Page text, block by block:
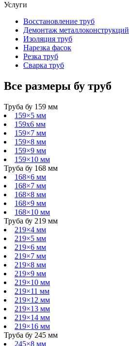
Услуги
Восстановление труб
Демонтаж металлоконструкций
Изоляция труб
Нарезка фасок
Резка труб
Сварка труб
Все размеры бу труб
Труба бу 159 мм
159×5 мм
159х6 мм
159×7 мм
159×8 мм
159×9 мм
159×10 мм
Труба бу 168 мм
168×6 мм
168×7 мм
168×8 мм
168×9 мм
168×10 мм
Труба бу 219 мм
219×4 мм
219×5 мм
219×6 мм
219×7 мм
219×8 мм
219×9 мм
219×10 мм
219×11 мм
219×12 мм
219×13 мм
219×14 мм
219×16 мм
Труба бу 245 мм
245×8 мм